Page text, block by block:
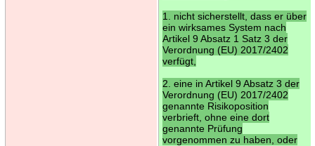
1. nicht sicherstellt, dass er über
ein wirksames System nach
Artikel 9 Absatz 1 Satz 3 der
Verordnung (EU) 2017/2402
verfügt,
2. eine in Artikel 9 Absatz 3 der
Verordnung (EU) 2017/2402
genannte Risikoposition
verbrieft, ohne eine dort
genannte Prüfung
vorgenommen zu haben, oder